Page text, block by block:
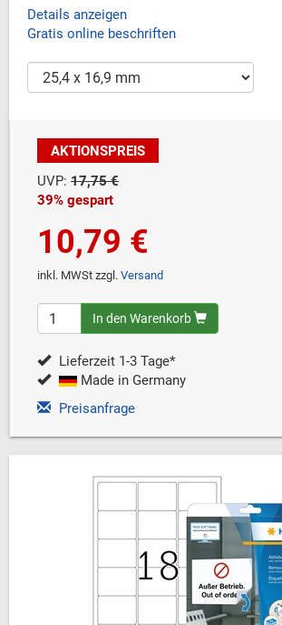
Details anzeigen
Gratis online beschriften
AKTIONSPREIS
UVP: 17,75 €
39% gespart
10,79 €
inkl. MWSt zzgl. Versand
In den Warenkorb
Lieferzeit 1-3 Tage*
Made in Germany
Preisanfrage